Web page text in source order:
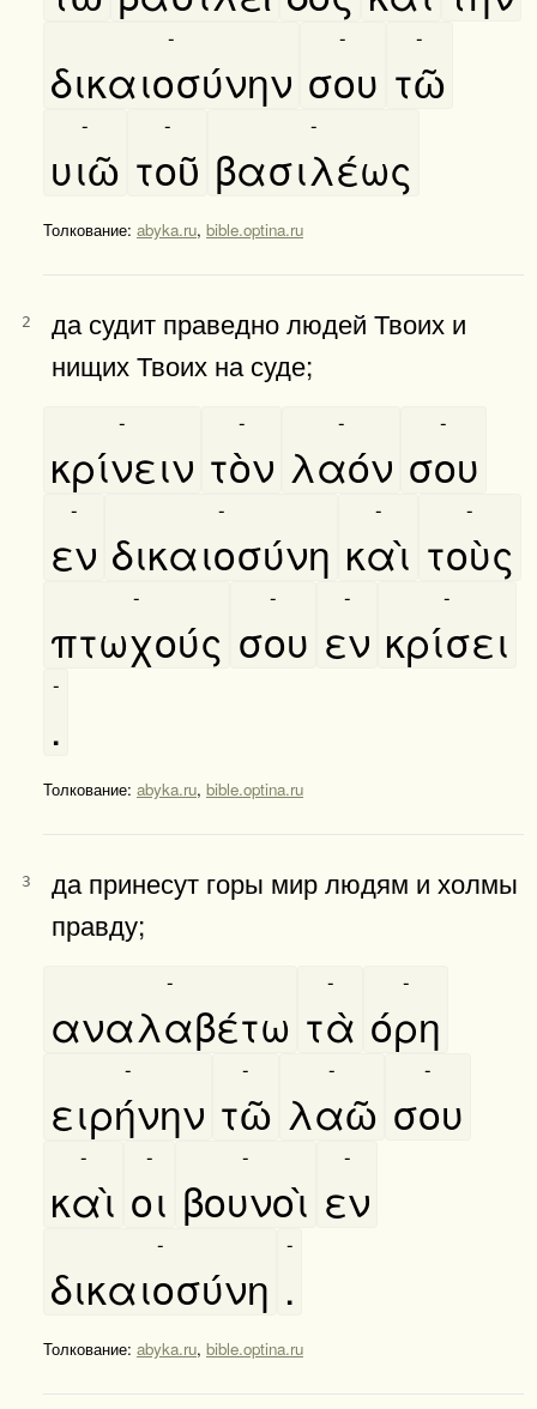
δικαιοσύνην
-
σου
-
τῶ
-
υιῶ
-
τοῦ
-
βασιλέως
-
Толкование: abyka.ru, bible.optina.ru
2
да судит праведно людей Твоих и
нищих Твоих на суде;
κρίνειν
-
τὸν
-
λαόν
-
σου
-
εν
-
δικαιοσύνη
-
καὶ
-
τοὺς
-
πτωχούς
-
σου
-
εν
-
κρίσει
-
.
-
Толкование: abyka.ru, bible.optina.ru
3
да принесут горы мир людям и холмы
правду;
αναλαβέτω
-
τὰ
-
όρη
-
ειρήνην
-
τῶ
-
λαῶ
-
σου
-
καὶ
-
οι
-
βουνοὶ
-
εν
-
δικαιοσύνη
-
.
-
Толкование: abyka.ru, bible.optina.ru